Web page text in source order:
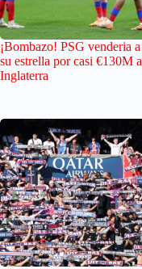
¡Bombazo! PSG venderia a
su estrella por casi €130M a
Inglaterra